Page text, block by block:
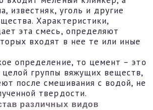
известняк, уголь и другие
Характеристики,
эта смесь, определяют
входят в нее те или иные
определение, то цемент – это
группы вяжущих веществ,
после смешивания с водой, не
твердости.
различных видов